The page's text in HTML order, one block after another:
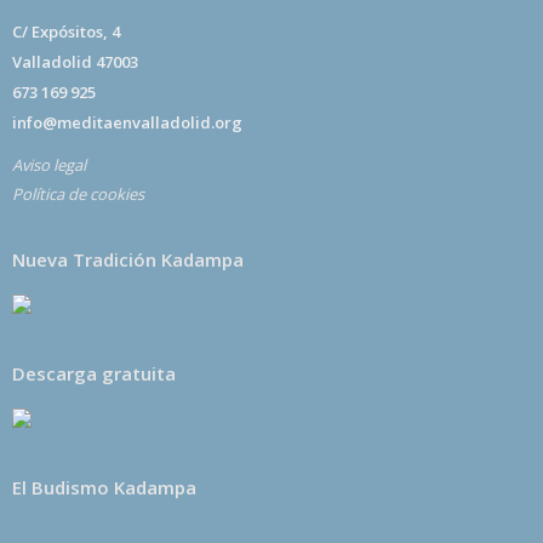
C/ Expósitos, 4
Valladolid 47003
673 169 925
info@meditaenvalladolid.org
Aviso legal
Política de cookies
Nueva Tradición Kadampa
Descarga gratuita
El Budismo Kadampa